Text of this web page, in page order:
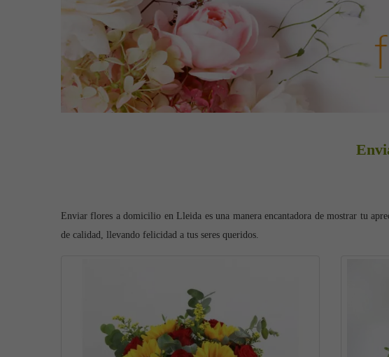
Enviar flores a domicilio en Lleida es una manera encantadora de mostrar tu
de calidad, llevando felicidad a tus seres queridos.